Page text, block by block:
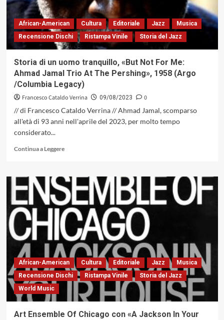
African-American Cultura Editoriale Jazz
Musica
Recensione Dischi
Ristampa Vinile Storia del Jazz
Storia di un uomo tranquillo, «But Not For Me:
Ahmad Jamal Trio At The Pershing», 1958 (Argo
/Columbia Legacy)
Francesco Cataldo Verrina 09/08/2023
0
// di Francesco Cataldo Verrina // Ahmad Jamal, scomparso
all'età di 93 anni nell'aprile del 2023, per molto tempo
considerato...
Continua a LeggereLeggi
su
Storia
di
un
uomo
tranquillo,
«But
Not
For
Me:
Ahmad
Jamal
Pershing»,
African-American Cultura Editoriale Jazz
Musica
Recensione Dischi
Ristampa Vinile
Storia del Jazz
World Music
Art Ensemble Of Chicago con «A Jackson In Your